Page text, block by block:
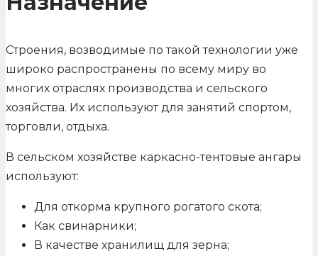
Строения, возводимые по такой технологии уже
широко распространены по всему миру во
многих отраслях производства и сельского
хозяйства. Их используют для занятий спортом,
торговли, отдыха.
В сельском хозяйстве каркасно-тентовые ангары
используют:
Для откорма крупного рогатого скота;
Как свинарники;
В качестве хранилищ для зерна;